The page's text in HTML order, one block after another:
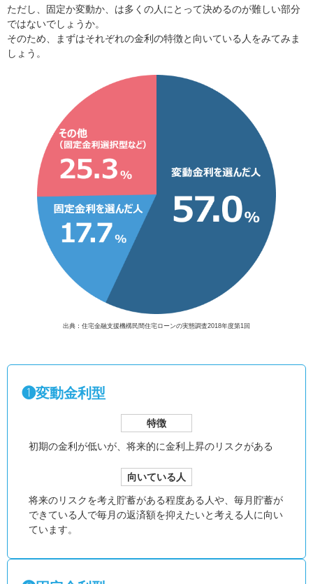
ただし、固定か変動か、は多くの人にとって決めるのが難しい部分
ではないでしょうか。
そのため、まずはそれぞれの金利の特徴と向いている人をみてみま
しょう。
出典：住宅金融支援機構民間住宅ローンの実態調査2018年度第1回
❶変動金利型
特徴
初期の金利が低いが、 将来的に金利上昇のリスクがある
向いている人
将来のリスクを考え貯蓄がある程度ある人や、毎月貯蓄が
できている人で毎月の返済額を抑えたいと考える人に向い
ています。